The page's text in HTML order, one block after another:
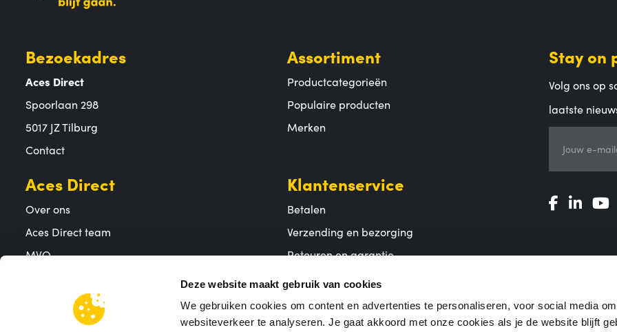
Deze website maakt gebruik van cookies
We gebruiken cookies om content en advertenties te personaliseren, voor social media
websiteverkeer te analyseren. Je gaat akkoord met onze cookies als je de website blijft
Bezoekadres
Aces Direct
Spoorlaan 298
5017 JZ Tilburg
Contact
Assortiment
Productcategorieën
Populaire producten
Merken
Aces Direct
Over ons
Aces Direct team
MVO
Klantenservice
Betalen
Verzending en bezorging
Retouren en garantie
Veelgestelde vragen
Stay on
Volg ons op
laatste
Jouw e-